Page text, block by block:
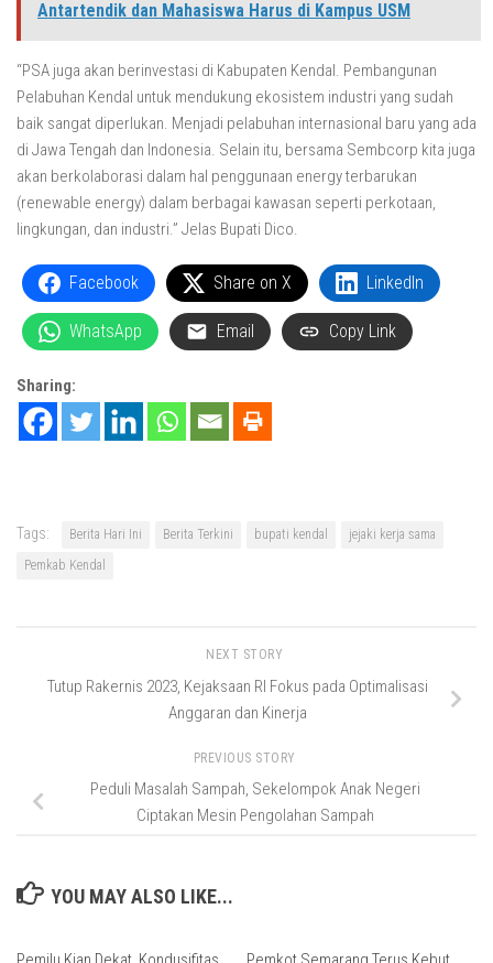
Antartendik dan Mahasiswa Harus di Kampus USM
“PSA juga akan berinvestasi di Kabupaten Kendal. Pembangunan
Pelabuhan Kendal untuk mendukung ekosistem industri yang sudah
baik sangat diperlukan. Menjadi pelabuhan internasional baru yang ada
di Jawa Tengah dan Indonesia. Selain itu, bersama Sembcorp kita juga
akan berkolaborasi dalam hal penggunaan energy terbarukan
(renewable energy) dalam berbagai kawasan seperti perkotaan,
lingkungan, dan industri.” Jelas Bupati Dico.
Facebook Share on X LinkedIn
WhatsApp Email Copy Link
Sharing:
Tags: Berita Hari Ini Berita Terkini bupati kendal
jejaki kerja sama
Pemkab Kendal
NEXT STORY
Tutup Rakernis 2023, Kejaksaan RI Fokus pada Optimalisasi
Anggaran dan Kinerja
PREVIOUS STORY
Peduli Masalah Sampah, Sekelompok Anak Negeri
Ciptakan Mesin Pengolahan Sampah
YOU MAY ALSO LIKE...